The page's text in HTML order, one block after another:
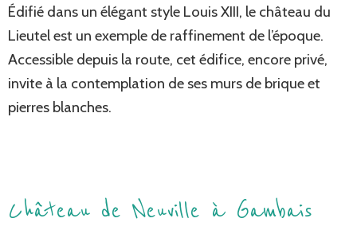
Édifié dans un élégant style Louis XIII, le château du
Lieutel est un exemple de raffinement de l’époque.
Accessible depuis la route, cet édifice, encore privé,
invite à la contemplation de ses murs de brique et
pierres blanches.
Château de Neuville à Gambais